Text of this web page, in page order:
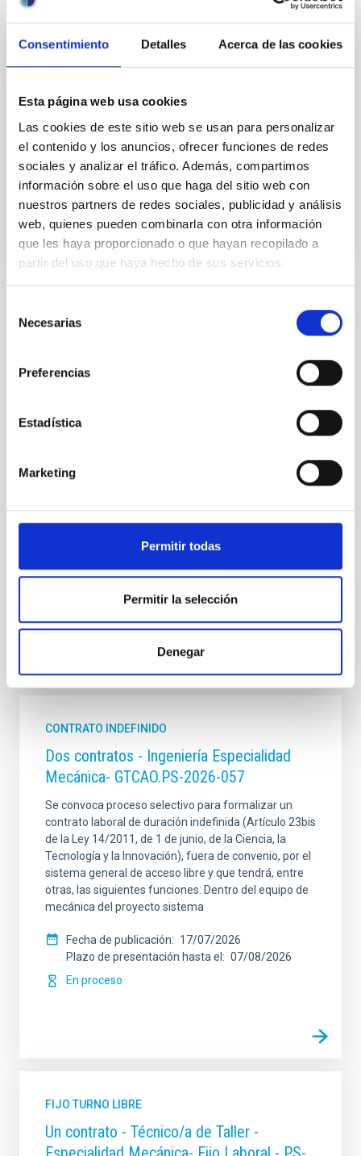
Consentimiento Detalles Acerca de las cookies
Esta página web usa cookies
Las cookies de este sitio web se usan para personalizar
el contenido y los anuncios, ofrecer funciones de redes
sociales y analizar el tráfico. Además, compartimos
información sobre el uso que haga del sitio web con
nuestros partners de redes sociales, publicidad y análisis
web, quienes pueden combinarla con otra información
que les haya proporcionado o que hayan recopilado a
partir del uso que haya hecho de sus servicios.
Necesarias
Preferencias
Estadística
Marketing
Permitir todas
Permitir la selección
Denegar
Instituto de Astrofísica de
Canarias (IAC)
Jefe/a Contabilidad
Vocal
TITULACIÓN REQUERIDA
NIVEL ESPAÑOL TÉCNICO SUPERIOR - FP (MECES
ESPECIALIDAD
PROMOCIÓN INTERNA
PS-2022-047 BASES CONVOCATORIA
ANEXO III SOLICITUD
Te puede interesar
CONTRATO INDEFINIDO
Dos contratos - Ingeniería Especialidad
Mecánica- GTCAO.PS-2026-057
Se convoca proceso selectivo para formalizar un
contrato laboral de duración indefinida (Artículo 23bis
de la Ley 14/2011, de 1 de junio, de la Ciencia, la
Tecnología y la Innovación), fuera de convenio, por el
sistema general de acceso libre y que tendrá, entre
otras, las siguientes funciones: Dentro del equipo de
mecánica del proyecto sistema
Fecha de publicación
17/07/2026
Plazo de presentación hasta el
07/08/2026
En proceso
FIJO TURNO LIBRE
Un contrato - Técnico/a de Taller -